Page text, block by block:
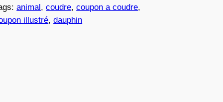
animal, coudre, coupon a coudre
illustré, dauphin